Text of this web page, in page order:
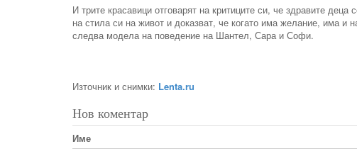
И трите красавици отговарят на критиците си, че здравите
на стила си на живот и доказват, че когато има желание, има
следва модела на поведение на Шантел, Сара и Софи.
Източник и снимки: Lenta.ru
Нов коментар
Име